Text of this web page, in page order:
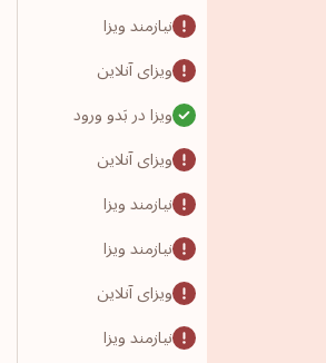
نیازمند ویزا
ویزای آنلاین
ویزا در بَدو ورود
ویزای آنلاین
نیازمند ویزا
نیازمند ویزا
ویزای آنلاین
نیازمند ویزا